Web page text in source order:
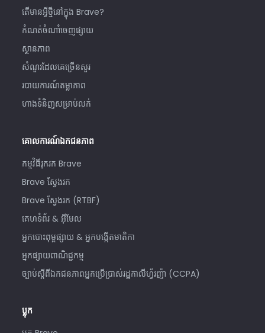
តើមានអ្វីថ្មីនៅក្នុង Brave?
កំណត់ចំណាំចេញផ្សាយ
ស្ថានភាព
សំណួរដែលគេច្រើនសួរ
របាយការណ៍តម្លាភាព
ហាងទំនិញសម្រាប់លក់
គោលការណ៍ឯកជនភាព
កម្មវិធីរុករក Brave
Brave ស្វែងរក
Brave ស្វែងរក (RTBF)
គេហទំព័រ & អ៊ីមែល
អ្នកបោះពុម្ពផ្សាយ & អ្នកបង្កើតមាតិកា
អ្នកផ្សាយពាណិជ្ជកម្ម
ច្បាប់ស្តីពីឯកជនភាពអ្នកប្រើប្រាស់រដ្ឋកាលីហ្វ័រញ៉ា (CCPA)
ប្លុក